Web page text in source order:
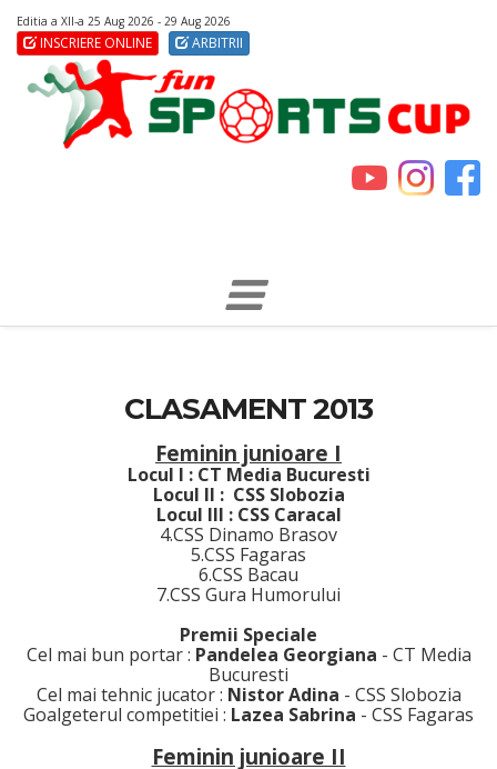
Editia a XII-a 25 Aug 2026 - 29 Aug 2026
INSCRIERE ONLINE ARBITRII
CLASAMENT 2013
Feminin junioare I
Locul I : CT Media Bucuresti
Locul II : CSS Slobozia
Locul III : CSS Caracal
4.CSS Dinamo Brasov
5.CSS Fagaras
6.CSS Bacau
7.CSS Gura Humorului
Premii Speciale
Cel mai bun portar : Pandelea Georgiana - CT Media
Bucuresti
Cel mai tehnic jucator : Nistor Adina - CSS Slobozia
Goalgeterul competitiei : Lazea Sabrina - CSS Fagaras
Feminin junioare II